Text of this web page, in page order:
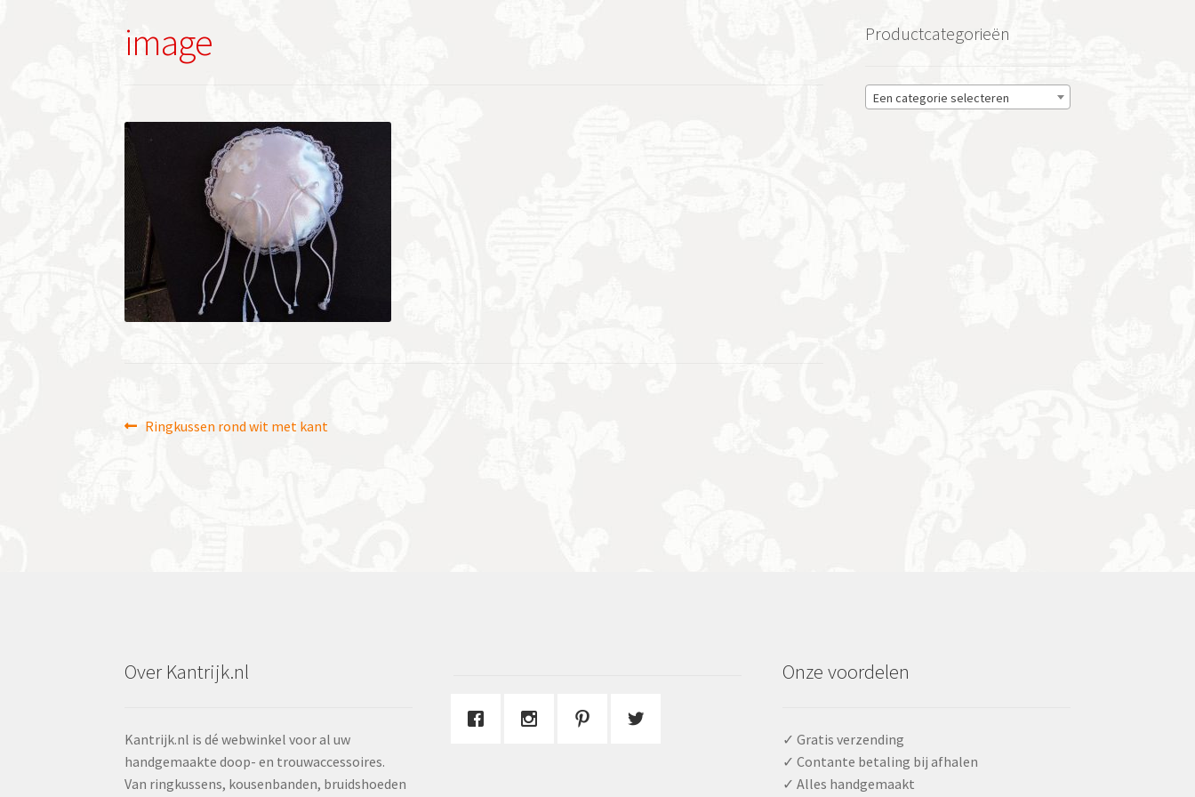
image
Bericht
Vorig
Ringkussen rond wit met kant
Productcategorieën
Een categorie selecteren
Over Kantrijk.nl
Kantrijk.nl is dé webwinkel voor al uw
handgemaakte doop- en trouwaccessoires.
Van ringkussens, kousenbanden, bruidshoeden
Onze voordelen
✓ Gratis verzending
✓ Contante betaling bij afhalen
✓ Alles handgemaakt